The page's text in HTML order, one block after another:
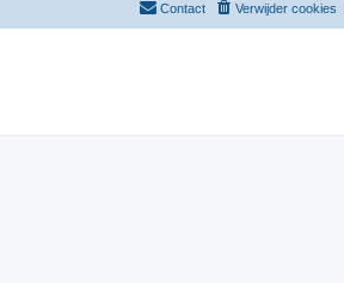
Verwijder cookies
Contact